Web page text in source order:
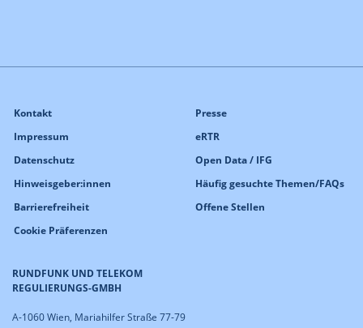
RUNDFUNK UND TELEKOM
REGULIERUNGS-GMBH
A-1060 Wien, Mariahilfer Straße 77-79
Kontakt
Impressum
Datenschutz
Hinweisgeber:innen
Barrierefreiheit
Cookie Präferenzen
Presse
eRTR
Open Data / IFG
Häufig gesuchte Themen/FAQs
Offene Stellen